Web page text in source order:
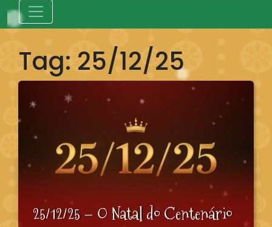
Tag: 25/12/25
25/12/25 – O Natal do Centenário